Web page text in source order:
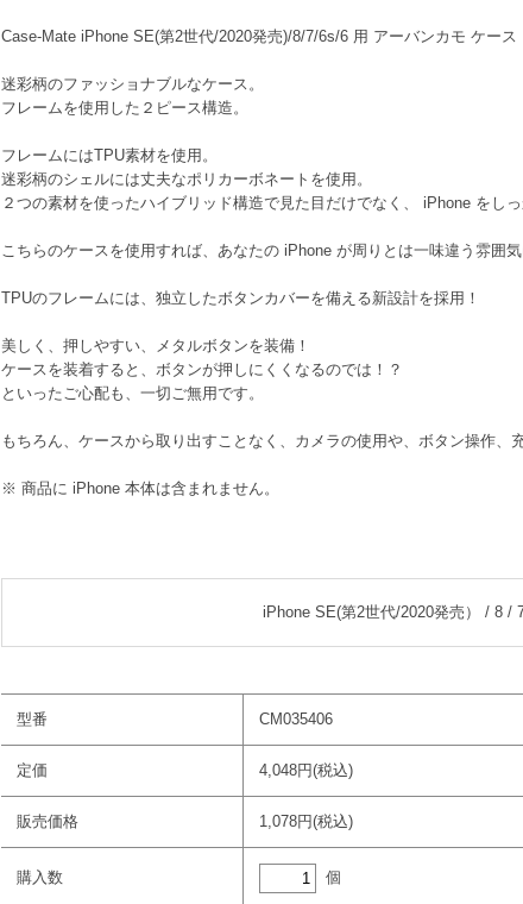
Case-Mate iPhone SE(第2世代/2020発売)/8/7/6s/6 用 アーバンカモ ケース
迷彩柄のファッショナブルなケース。
フレームを使用した２ピース構造。
フレームにはTPU素材を使用。
迷彩柄のシェルには丈夫なポリカーボネートを使用。
２つの素材を使ったハイブリッド構造で見た目だけでなく、 iPhone をしっ
こちらのケースを使用すれば、あなたの iPhone が周りとは一味違う雰囲気
TPUのフレームには、独立したボタンカバーを備える新設計を採用！
美しく、押しやすい、メタルボタンを装備！
ケースを装着すると、ボタンが押しにくくなるのでは！？
といったご心配も、一切ご無用です。
もちろん、ケースから取り出すことなく、カメラの使用や、ボタン操作、
※ 商品に iPhone 本体は含まれません。
iPhone SE(第2世代/2020発売） / 8 /
型番 CM035406
定価 4,048円(税込)
販売価格 1,078円(税込)
購入数 個